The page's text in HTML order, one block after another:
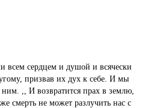
всем сердцем и душой и всячески
призвав их дух к себе. И мы
,, И возвратится прах в землю,
смерть не может разлучить нас с